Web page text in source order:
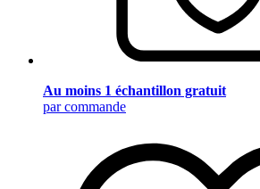
Au moins 1 échantillon gratuit
par commande